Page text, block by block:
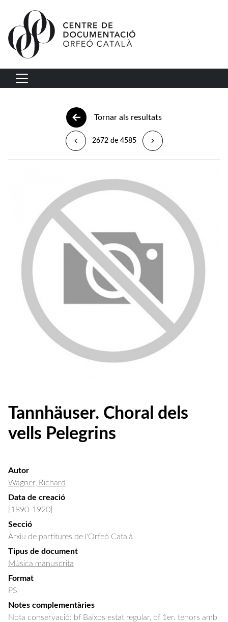
Vés al contingut
Navegació principal
Tornar als resultats
2672 de 4585
Tannhäuser. Choral dels
vells Pelegrins
Autor
Wagner, Richard
Data de creació
[1890-1920]
Secció
Arxiu de partitures de l'Orfeó Català
Tipus de document
Música manuscrita
Format
PS
Notes complementàries
Nota conservació: bf Baixos estat regular, bf 1er. tenors amb